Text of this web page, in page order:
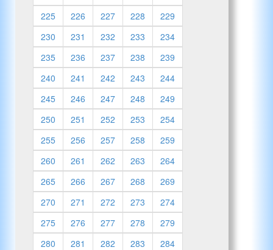
225
226 227 228
229
230
231 232 233
234
235
236 237 238
239
240
241 242 243
244
245
246 247 248
249
250
251 252 253
254
255
256 257 258
259
260
261 262 263
264
265
266 267 268
269
270
271 272 273
274
275
276 277 278
279
280
281 282 283
284